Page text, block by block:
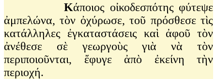
Κάποιος οἰκοδεσπότης φύτεψε
ἀμπελώνα, τὸν ὀχύρωσε, τοῦ πρόσθεσε τὶς
κατάλληλες ἐγκαταστάσεις καὶ ἀφοῦ τὸν
ἀνέθεσε σὲ γεωργοὺς γιὰ νὰ τὸν
περιποιοῦνται, ἔφυγε ἀπὸ ἐκείνη τὴν
περιοχή.